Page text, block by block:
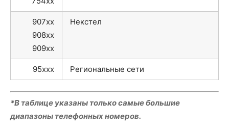
907xx
908xx
909xx
Некстел
95xxx Региональные сети
*В таблице указаны только самые большие
диапазоны телефонных номеров.